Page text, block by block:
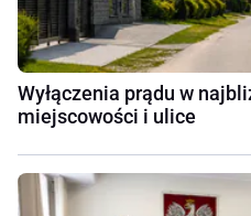
Wyłączenia prądu w
miejscowości i ulice